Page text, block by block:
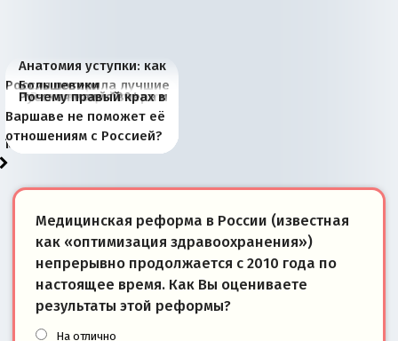
Анатомия уступки: как
Россия потеряла лучшие
рыбопромысловые
районы Баренцева
моря
Большевики
отличаются от «Яблока»
тем, что они -
победители
Киевская марионетка
Запада рассказала о
«переобувании» хозяев
В России назрели
перемены: 15 шагов к
суверенной экономике
Миграционный пожар
Европы
Россия начинает
сбрасывать балласт
Анкориджа
Россия зимой 1904
года: первые уступки во
внутренней политике
Русская нация вчера и
сегодня
Почему правый крах в
Варшаве не поможет её
отношениям с Россией?
Медицинская реформа в России (известная
как «оптимизация здравоохранения»)
непрерывно продолжается с 2010 года по
настоящее время. Как Вы оцениваете
результаты этой реформы?
На отлично